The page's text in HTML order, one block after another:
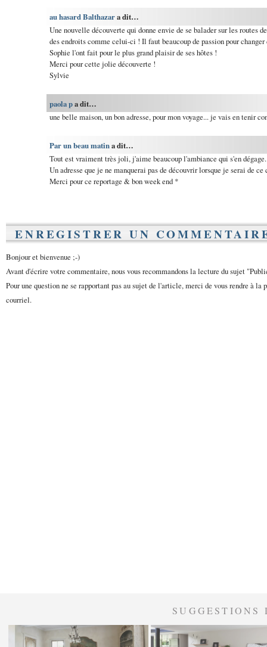
au hasard Balthazara dit…
Une nouvelle découverte qui donne envie de se balader sur les routes
des endroits comme celui-ci ! Il faut beaucoup de passion pour
Sophie l'ont fait pour le plus grand plaisir de ses hôtes !
Merci pour cette jolie découverte !
Sylvie
paola pa dit…
une belle maison, un bon adresse, pour mon voyage... je vais en tenir
Par un beau matina dit…
Tout est vraiment très joli, j'aime beaucoup l'ambiance qui s'en dégage.
Un adresse que je ne manquerai pas de découvrir lorsque je serai de
Merci pour ce reportage & bon week end *
ENREGISTRER UN
Bonjour et bienvenue ;-)
Avant d'écrire votre commentaire, nous vous recommandons la lecture du sujet
Pour une question ne se rapportant pas au sujet de l'article, merci de vous rendre à la
courriel.